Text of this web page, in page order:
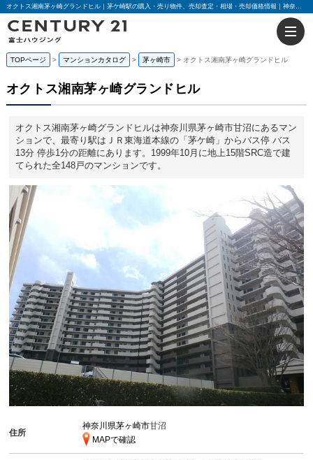
オクトス湘南茅ヶ崎グランドヒル｜茅ケ崎駅の購入・売り物件、売却査定・相場・売却価格情報｜神奈川県茅ヶ崎市甘沼のマンション情報｜センチュリー21富士ハウジング
TOPページ マンションカタログ 茅ヶ崎市 オクトス湘南茅ヶ崎グランドヒル
オクトス湘南茅ヶ崎グランドヒル
オクトス湘南茅ヶ崎グランドヒルは神奈川県茅ヶ崎市甘沼にあるマン
ションで、最寄り駅はＪＲ東海道本線の「茅ケ崎」からバス停 バス
13分 停歩1分の距離にあります。1999年10月に地上15階SRC造で建
てられた全148戸のマンションです。
住所
神奈川県茅ヶ崎市甘沼
MAPで確認